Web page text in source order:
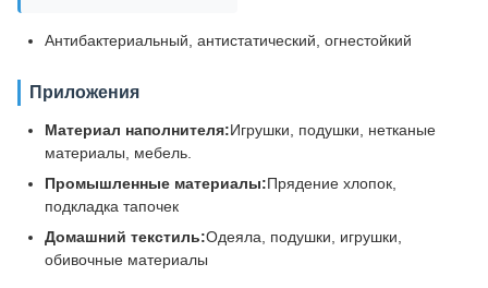
Антибактериальный, антистатический, огнестойкий
Приложения
Материал наполнителя:Игрушки, подушки, нетканые
материалы, мебель.
Промышленные материалы:Прядение хлопок,
подкладка тапочек
Домашний текстиль:Одеяла, подушки, игрушки,
обивочные материалы